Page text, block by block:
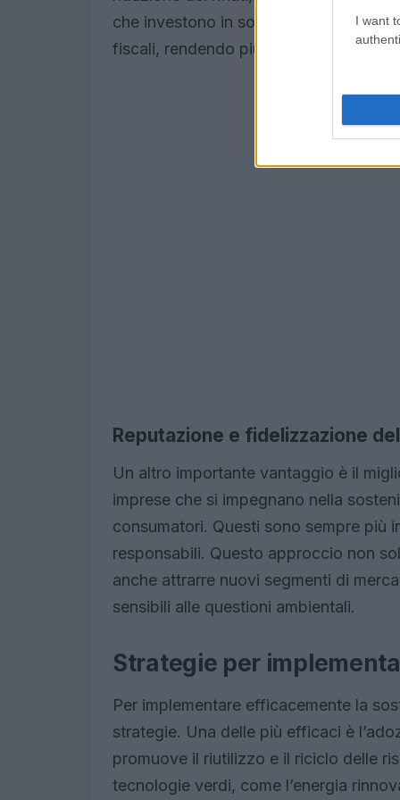
I want
che investono in sostenibilità
fiscali, rendendo più conveniente
Reputazione e fidelizzazione
Un altro importante vantaggio è il
imprese che si impegnano nella
consumatori. Questi sono sempre più
responsabili. Questo approccio non
anche attrarre nuovi segmenti di
sensibili alle questioni ambientali.
Strategie per
Per implementare efficacemente la
strategie. Una delle più efficaci è
promuove il riutilizzo e il riciclo delle
tecnologie verdi, come l’energia